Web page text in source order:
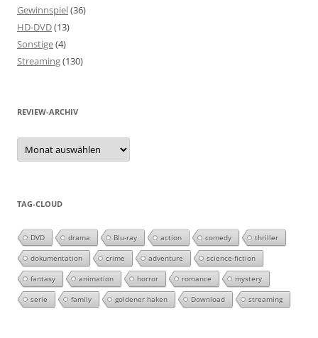
Gewinnspiel(36)
HD-DVD(13)
Sonstige(4)
Streaming(130)
REVIEW-ARCHIV
Review-
Archiv
TAG-CLOUD
DVD drama Blu-ray action comedy thriller
dokumentation crime adventure science-fiction
fantasy animation horror romance mystery
serie family goldener haken Download streaming